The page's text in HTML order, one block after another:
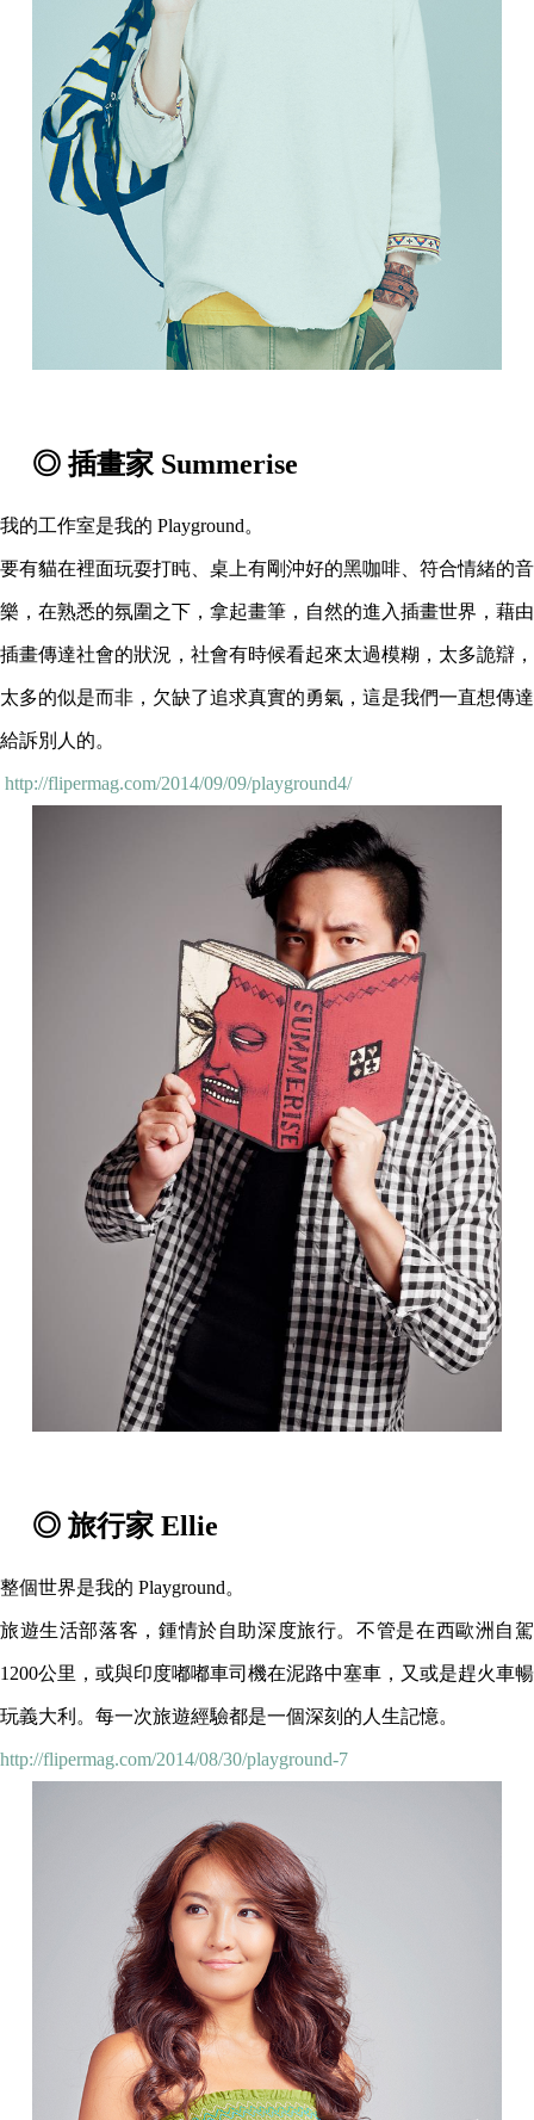
◎ 插畫家 Summerise
我的工作室是我的 Playground。
要有貓在裡面玩耍打盹、桌上有剛沖好的黑咖啡、符合情緒的音
樂，在熟悉的氛圍之下，拿起畫筆，自然的進入插畫世界，藉由
插畫傳達社會的狀況，社會有時候看起來太過模糊，太多詭辯，
太多的似是而非，欠缺了追求真實的勇氣，這是我們一直想傳達
給訴別人的。
http://flipermag.com/2014/09/09/playground4/
◎ 旅行家 Ellie
整個世界是我的 Playground。
旅遊生活部落客，鍾情於自助深度旅行。不管是在西歐洲自駕
1200公里，或與印度嘟嘟車司機在泥路中塞車，又或是趕火車暢
玩義大利。每一次旅遊經驗都是一個深刻的人生記憶。
http://flipermag.com/2014/08/30/playground-7